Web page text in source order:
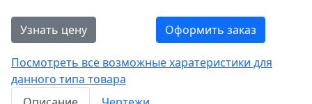
Узнать цену Оформить заказ
Посмотреть все возможные харатеристики для
данного типа товара